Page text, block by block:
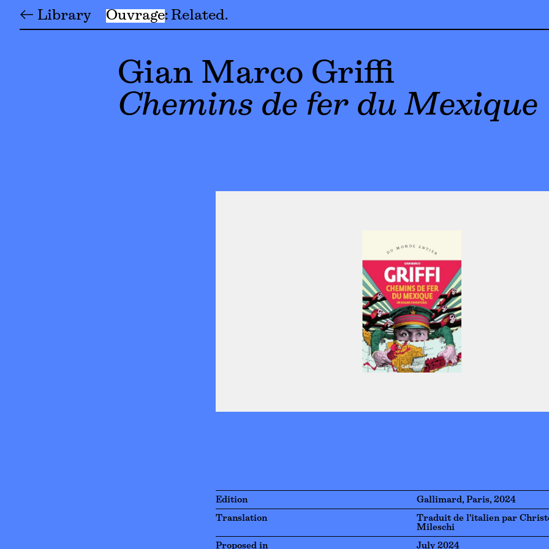
← Library Ouvrage Related
Gian Marco Griffi
Chemins de fer du Mexique
Edition Gallimard, Paris, 2024
Translation
Traduit de l'italien par
Mileschi
Proposed in July 2024